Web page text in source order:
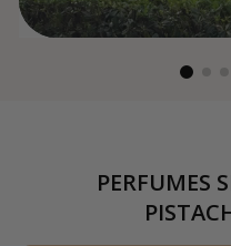
PERFUMES